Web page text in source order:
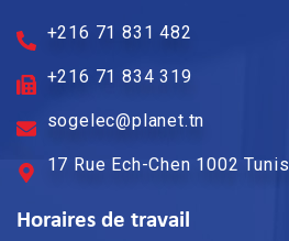
+216 71 831 482
+216 71 834 319
sogelec@planet.tn
17 Rue Ech-Chen 1002 Tunis
Horaires de travail